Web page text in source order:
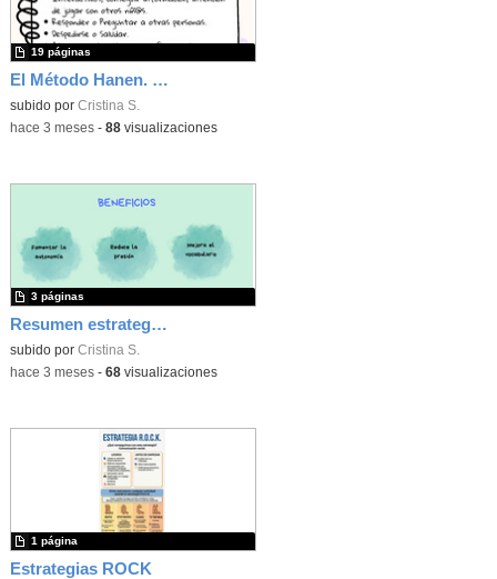
El Método Hanen. Un programa dirigido a los padres de niños autistas (TEA)
subido por Cristina S.
19 páginas
-hace 3 meses- 88visualizaciones
Resumen estrategias PALO
subido por Cristina S.
3 páginas
-hace 3 meses- 68visualizaciones
Estrategias ROCK
1 página